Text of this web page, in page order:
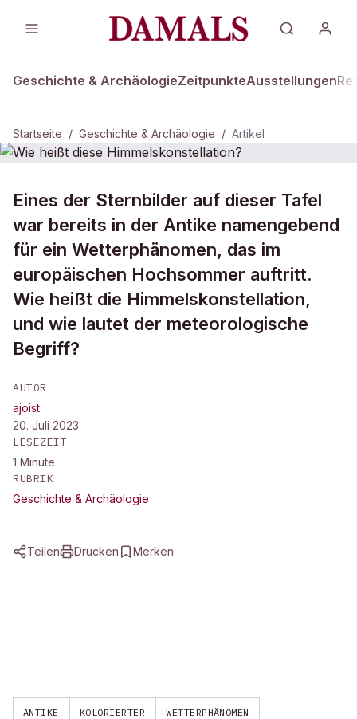
Geschichte & ArchäologieZeitpunkteAusstellungen
Startseite / Geschichte & Archäologie / Artikel
Wie heißt diese
Himmelskonstellation?
Eines der Sternbilder auf dieser Tafel
war bereits in der Antike namengebend
für ein Wetterphänomen, das im
europäischen Hochsommer auftritt.
Wie heißt die Himmelskonstellation,
und wie lautet der meteorologische
Begriff?
AUTOR
ajoist
20. Juli 2023
LESEZEIT
1 Minute
RUBRIK
Geschichte & Archäologie
Teilen Drucken Merken
ANTIKE KOLORIERTER WETTERPHÄNOMEN